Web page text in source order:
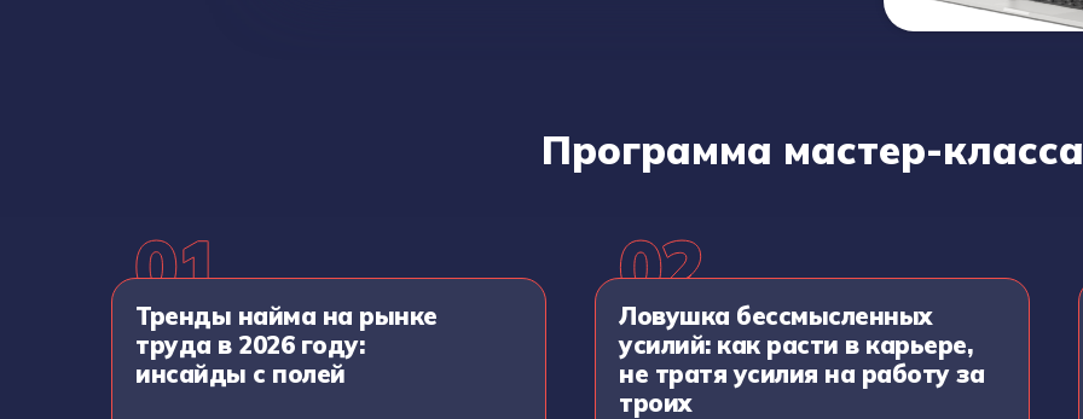
Программа мастер-класса
Тренды найма на рынке
труда в 2026 году:
инсайды с полей
Ловушка бессмысленных
усилий: как расти в карьере,
не тратя усилия на работу за
троих